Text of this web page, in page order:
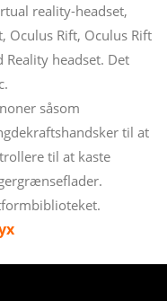
reality-headset,
Oculus Rift, Oculus Rift
Reality headset. Det
såsom
til at
til at kaste